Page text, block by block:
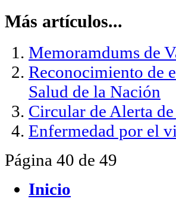
Más artículos...
Memoramdums de
Reconocimiento de
Salud de la Nación
Circular de Alerta
Enfermedad por el
Página 40 de 49
Inicio